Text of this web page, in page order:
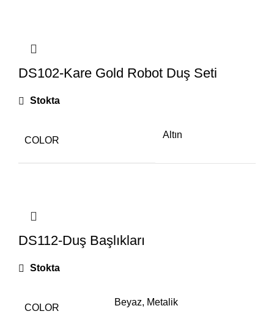
DS102-Kare Gold Robot Duş Seti
Stokta
COLOR
Altın
DS112-Duş Başlıkları
Stokta
COLOR
Beyaz, Metalik